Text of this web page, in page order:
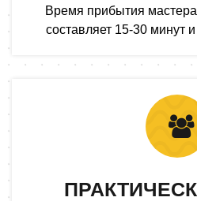
Время прибытия
составляет 15-30 минут